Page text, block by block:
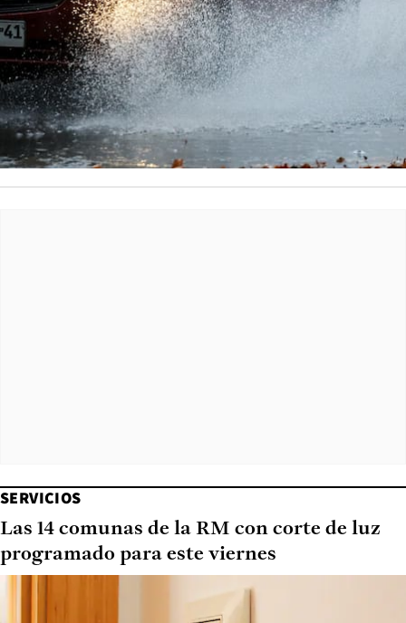
SERVICIOS
Las 14 comunas de la RM con corte de luz
programado para este viernes